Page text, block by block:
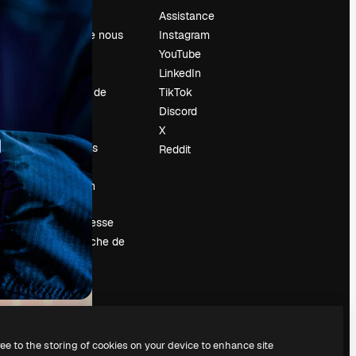
Prix
À propos de nous
Tendances de
Blog
Événements
Slidesgo
Vendre mon
contenu
Salle de presse
À la recherche de
magnific.ai
Assistance
Instagram
YouTube
LinkedIn
TikTok
Discord
X
Reddit
to the storing of cookies on your device to enhance site